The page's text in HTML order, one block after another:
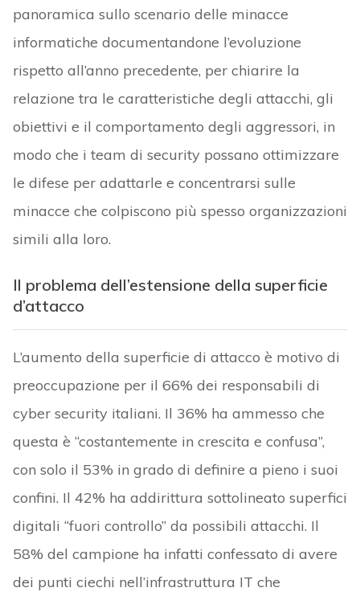
panoramica sullo scenario delle minacce
informatiche documentandone l’evoluzione
rispetto all’anno precedente, per chiarire la
relazione tra le caratteristiche degli attacchi, gli
obiettivi e il comportamento degli aggressori, in
modo che i team di security possano ottimizzare
le difese per adattarle e concentrarsi sulle
minacce che colpiscono più spesso organizzazioni
simili alla loro.
Il problema dell’estensione della superficie
d’attacco
L’aumento della superficie di attacco è motivo di
preoccupazione per il 66% dei responsabili di
cyber security italiani. Il 36% ha ammesso che
questa è “costantemente in crescita e confusa”,
con solo il 53% in grado di definire a pieno i suoi
confini. Il 42% ha addirittura sottolineato superfici
digitali “fuori controllo” da possibili attacchi. Il
58% del campione ha infatti confessato di avere
dei punti ciechi nell’infrastruttura IT che